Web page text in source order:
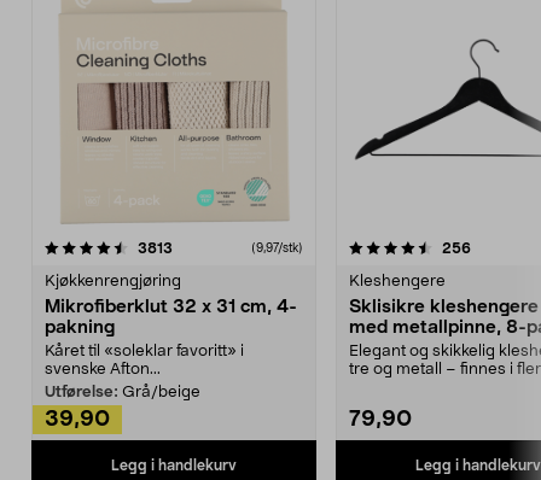
3813 anmeldelser(9,97/stk)
Kjøkkenrengjøring
Mikrofiberklut 32 x 31 cm, 4-
pakning
Kåret til «soleklar favoritt» i
svenske Afton...
Utførelse: Grå/beige
39,90
Legg i handlekurv
4.5av 5 stjerner 256
Kleshengere
Sklisikre
med metallpinne, 8-
Elegant og skikkelig
tre og metall – finnes i
79,90
Legg i handlekurv
4.5av 5 stjerner